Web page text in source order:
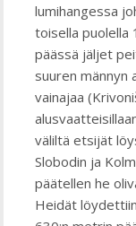
lumihangessa
toisella puolella
päässä jäljet
suuren männyn
vainajaa
väliltä etsijät
Slobodin ja
päätellen he
Heidät